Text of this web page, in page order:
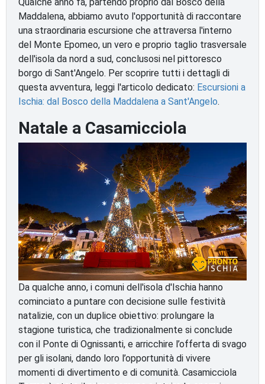
Maddalena, abbiamo avuto l'opportunità di raccontare
una straordinaria escursione che attraversa l'interno
del Monte Epomeo, un vero e proprio taglio trasversale
dell'isola da nord a sud, conclusosi nel pittoresco
borgo di Sant'Angelo. Per scoprire tutti i dettagli di
questa avventura, leggi l'articolo dedicato: Escursioni a
Ischia: dal Bosco della Maddalena a Sant'Angelo.
Natale a Casamicciola
Da qualche anno, i comuni dell'isola d'Ischia hanno
cominciato a puntare con decisione sulle festività
natalizie, con un duplice obiettivo: prolungare la
stagione turistica, che tradizionalmente si conclude
con il Ponte di Ognissanti, e arricchire l’offerta di svago
per gli isolani, dando loro l’opportunità di vivere
momenti di divertimento e di comunità. Casamicciola